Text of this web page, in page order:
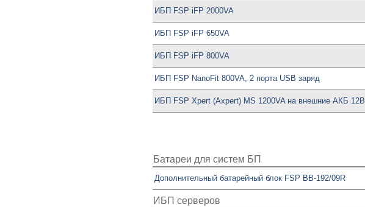
ИБП FSP iFP 2000VA
ИБП FSP iFP 650VA
ИБП FSP iFP 800VA
ИБП FSP NanoFit 800VA, 2 порта USB заряд
ИБП FSP Xpert (Axpert) MS 1200VA на внешние АКБ 12В
Батареи для систем БП
Дополнительный батарейный блок FSP BB-192/09R
ИБП серверов